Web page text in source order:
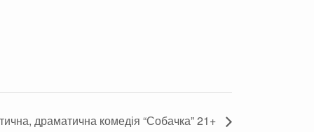
драматична комедія “Собачка” 21+